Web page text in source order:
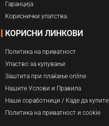
Гаранција
Кориснички упатства
КОРИСНИ ЛИНКОВИ
Политика на приватност
Упаство за купување
Заштита при плаќање online
Нашите Услови и Правила
Наши соработници / Каде да купите
Политика на приватност и cookie